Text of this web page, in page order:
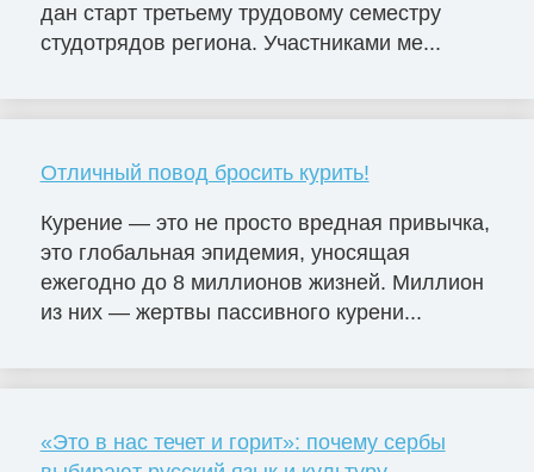
дан старт третьему трудовому семестру
студотрядов региона. Участниками ме...
Отличный повод бросить курить!
Курение — это не просто вредная привычка,
это глобальная эпидемия, уносящая
ежегодно до 8 миллионов жизней. Миллион
из них — жертвы пассивного курени...
«Это в нас течет и горит»: почему сербы